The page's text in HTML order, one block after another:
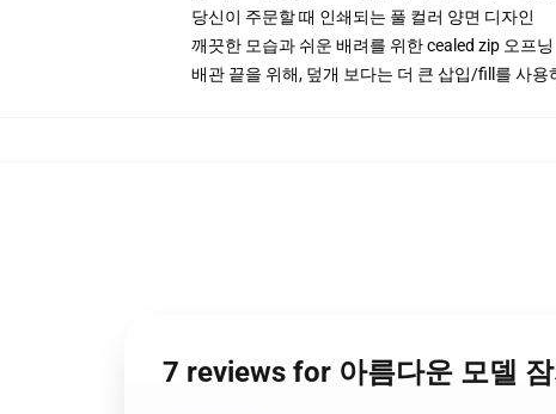
당신이 주문할 때 인쇄되는 풀 컬러 양면 디자인
깨끗한 모습과 쉬운 배려를 위한 cealed zip 오프닝
배관 끝을 위해, 덮개 보다는 더 큰 삽입/fill를 사용
7 reviews for 아름다운 모델